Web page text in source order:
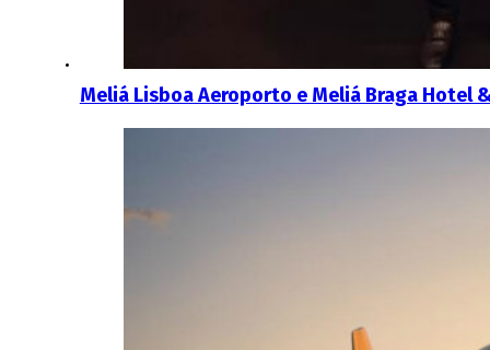
Meliá Lisboa Aeroporto e Meliá Braga Hotel